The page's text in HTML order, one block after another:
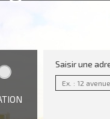
Saisir une